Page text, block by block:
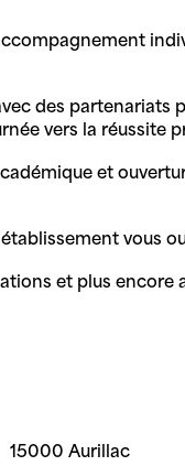
des
vers la réussite
et
vous
et plus encore
15000 Aurillac